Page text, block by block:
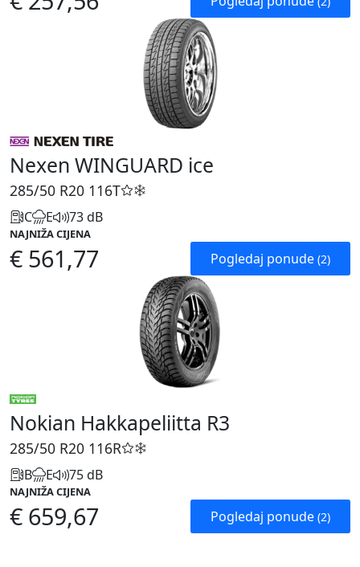
Nexen WINGUARD ice
285/50 R20 116T
C E 73 dB
NAJNIŽA CIJENA
€ 561,77 Pogledaj ponude (2)
Nokian Hakkapeliitta R3
285/50 R20 116R
B E 75 dB
NAJNIŽA CIJENA
€ 659,67 Pogledaj ponude (2)